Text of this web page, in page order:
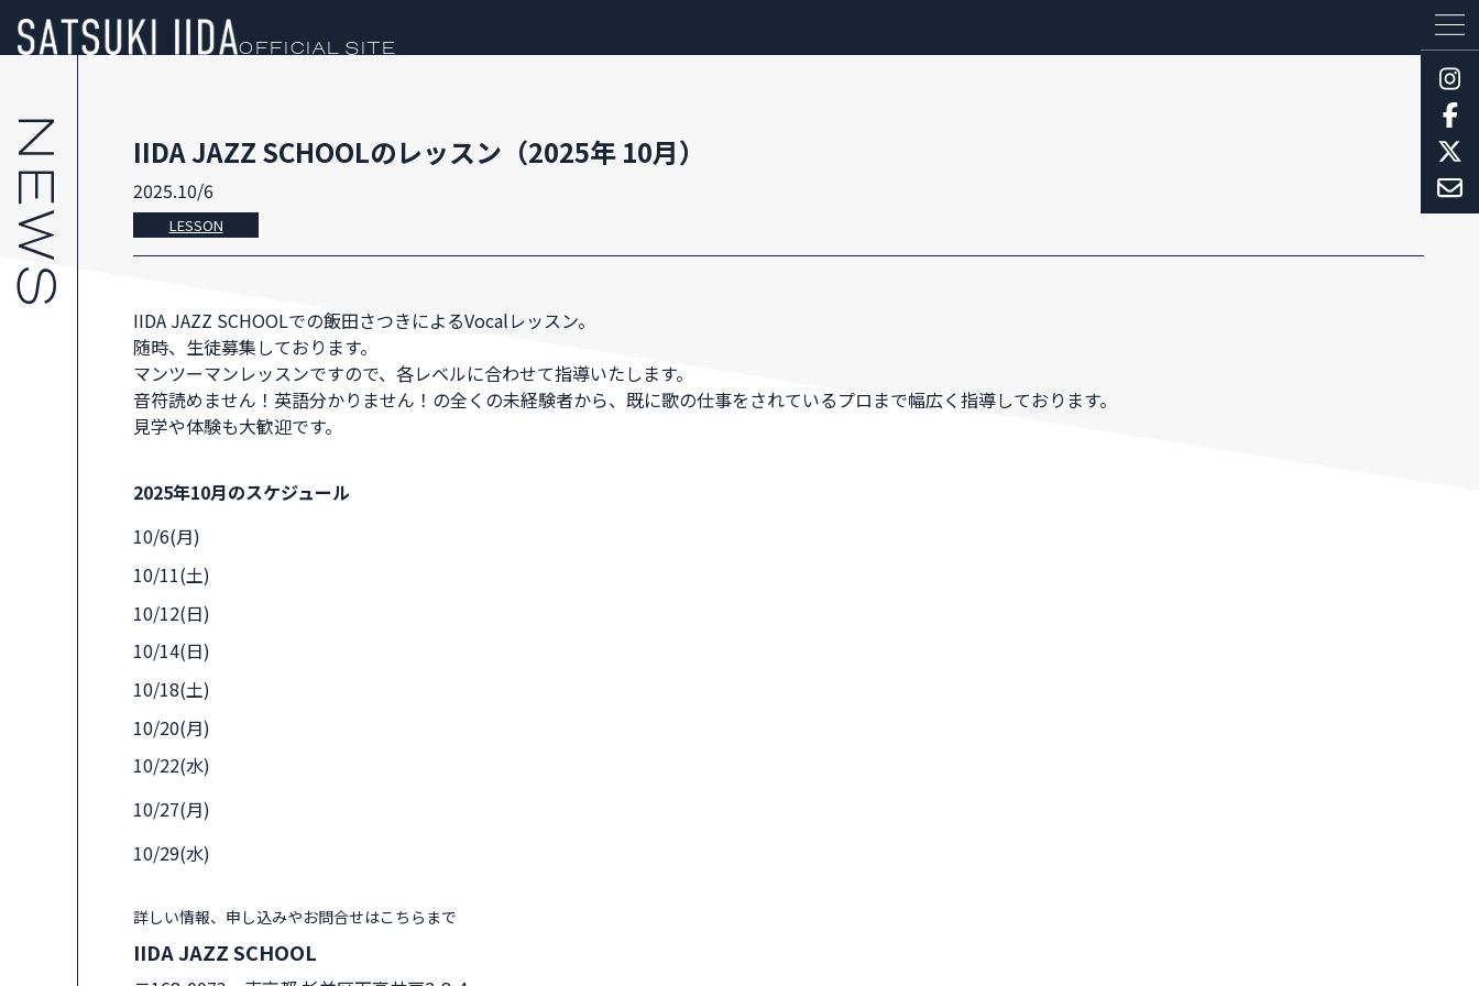
OFFICIAL SITE
PROFILE
IIDA JAZZ SCHOOLのレッスン（2025年 10月）
2025.10/6
LESSON
IIDA JAZZ SCHOOLでの飯田さつきによるVocalレッスン。
随時、生徒募集しております。
マンツーマンレッスンですので、各レベルに合わせて指導いたします。
音符読めません！英語分かりません！の全くの未経験者から、既に歌の仕事をされているプロまで幅広く指導しております。
見学や体験も大歓迎です。
2025年10月のスケジュール
10/6(月)
10/11(土)
10/12(日)
10/14(日)
10/18(土)
10/20(月)
10/22(水)
10/27(月)
10/29(水)
詳しい情報、申し込みやお問合せはこちらまで
IIDA JAZZ SCHOOL